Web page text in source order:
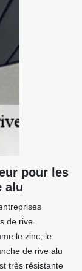
pour les
alu
de rive.
le zinc, le
de rive alu
très résistante